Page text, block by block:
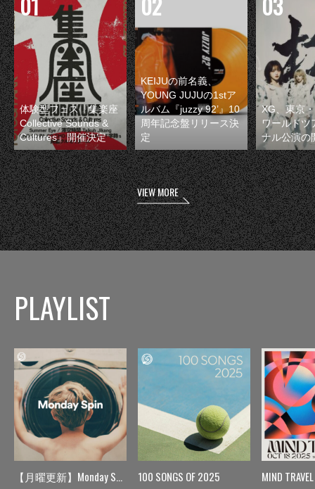
体験型フェス『集楽座
Collective Sounds &
Cultures』開催決定
KEIJUの前名義、
YOUNG JUJUの1stア
ルバム『juzzy 92’』10
周年記念盤リリース決
定
XG、東京
ワールドツ
ナル公演の
VIEW MORE
PLAYLIST
【月曜更新】Monday Spin 100 SONGS OF 2025 MIND TRAVEL